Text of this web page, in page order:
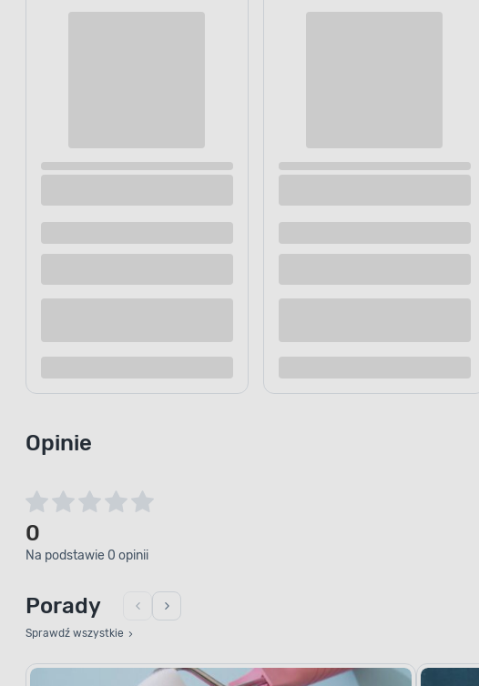
SZYBKI
Przeprowadź prace wykończeniowe w
wiele czasu, aby przystąpić do kolejnych
Przekonaj się, że samodzielna renowacja nie
Opinie
0
Na podstawie 0 opinii
Porady
Sprawdź wszystkie